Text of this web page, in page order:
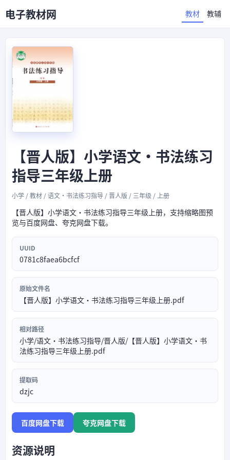
电子教材网 教材 教辅
【晋人版】小学语文·书法练习
指导三年级上册
小学 / 教材 / 语文·书法练习指导 / 晋人版 / 三年级 / 上册
【晋人版】小学语文·书法练习指导三年级上册，支持缩略图预
览与百度网盘、夸克网盘下载。
UUID
0781c8faea6bcfcf
原始文件名
【晋人版】小学语文·书法练习指导三年级上册.pdf
相对路径
小学/语文·书法练习指导/晋人版/【晋人版】小学语文·书
法练习指导三年级上册.pdf
提取码
dzjc
百度网盘下载 夸克网盘下载
资源说明